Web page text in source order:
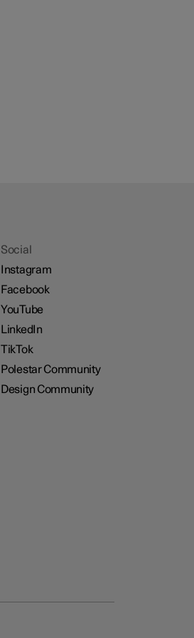
Social
Instagram
Facebook
YouTube
LinkedIn
TikTok
Polestar Community
Design Community